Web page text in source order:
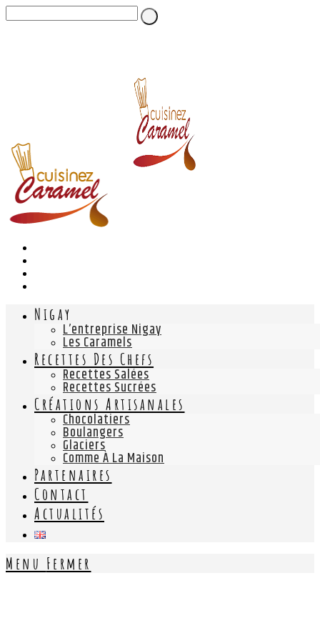
Nigay
L’entreprise Nigay
Les Caramels
Recettes Des Chefs
Recettes Salées
Recettes Sucrées
Créations Artisanales
Chocolatiers
Boulangers
Glaciers
Comme À La Maison
Partenaires
Contact
Actualités
Menu Fermer